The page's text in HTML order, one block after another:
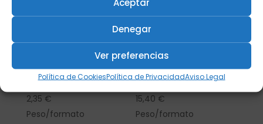
Denegar
Ver preferencias
Política de CookiesPolítica de PrivacidadAviso Legal
Flor de Hibisco
cortada 50 gr.
2,35 €
Peso/formato
Flor de Hibisco
cortada 500 gr.
15,40 €
Peso/formato